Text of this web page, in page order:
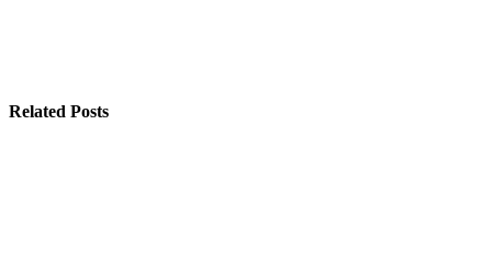
Related Posts